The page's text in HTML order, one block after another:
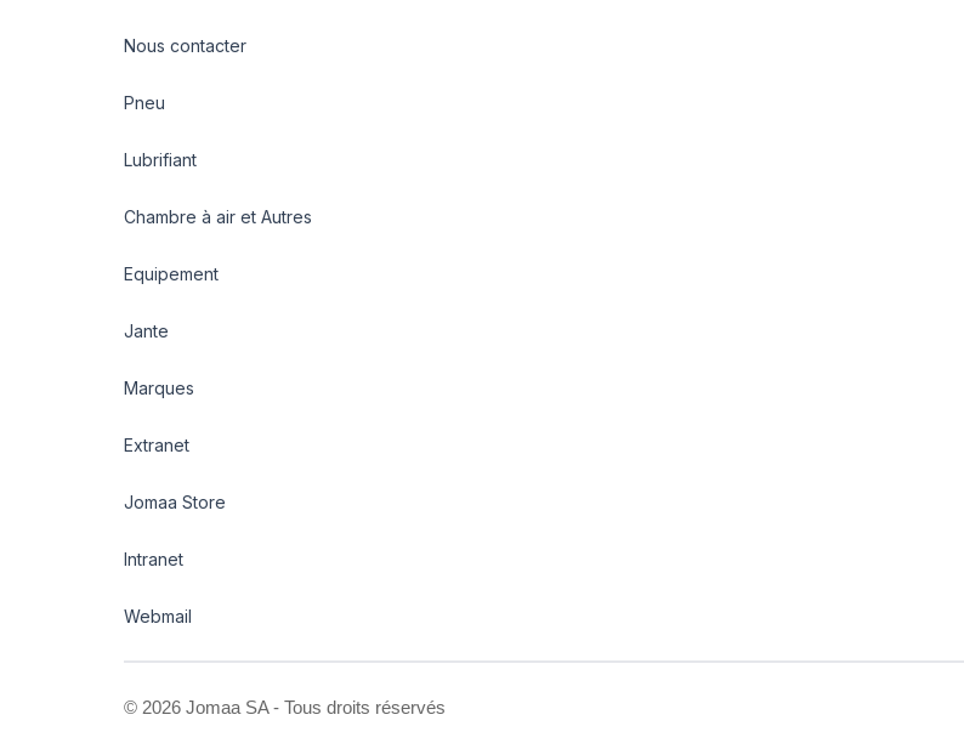
Nous contacter
Pneu
Lubrifiant
Chambre à air et Autres
Equipement
Jante
Marques
Extranet
Jomaa Store
Intranet
Webmail
© 2026 Jomaa SA - Tous droits réservés